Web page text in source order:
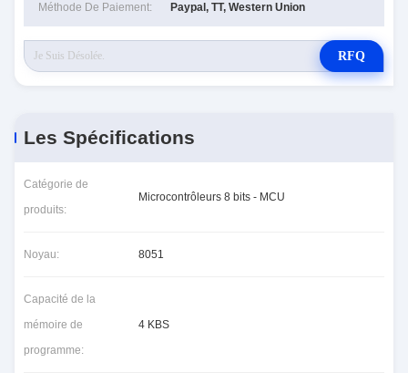
Méthode De Paiement: Paypal, TT, Western Union
RFQ
Les Spécifications
Catégorie de
produits:
Microcontrôleurs 8 bits - MCU
Noyau: 8051
Capacité de la
mémoire de
programme:
4 KBS